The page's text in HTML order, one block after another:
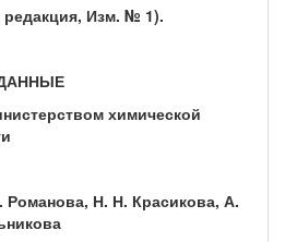
редакция, Изм. № 1).
химической
Романова, Н. Н. Красикова, А.